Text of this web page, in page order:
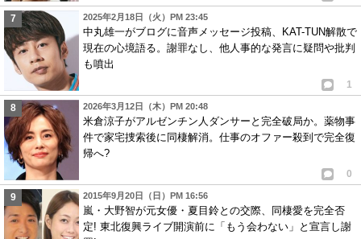
2025年2月18日（火）PM 23:45
中丸雄一がブログに音声メッセージ投稿、KAT-TUN解散で
現在の心境語る。謝罪なし、他人事的な発言に疑問や批判
も噴出
1
2026年3月12日（木）PM 20:48
米倉涼子がアルゼンチン人ダンサーと完全破局か。薬物事
件で家宅捜索後に同棲解消。仕事のオファー殺到で完全復
帰へ?
0
2015年9月20日（日）PM 16:56
嵐・大野智が元女優・夏目鈴との交際、同棲愛を完全否
定! 東北復興ライブ開演前に「もう会わない」と宣言し謝